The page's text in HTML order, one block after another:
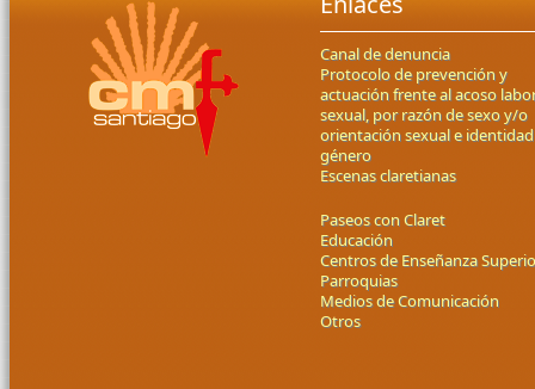
Canal de denuncia
Protocolo de prevención y
actuación frente al acoso
sexual, por razón de sexo y/o
orientación sexual e
género
Escenas claretianas
Paseos con Claret
Educación
Centros de Enseñanza
Parroquias
Medios de Comunicación
Otros